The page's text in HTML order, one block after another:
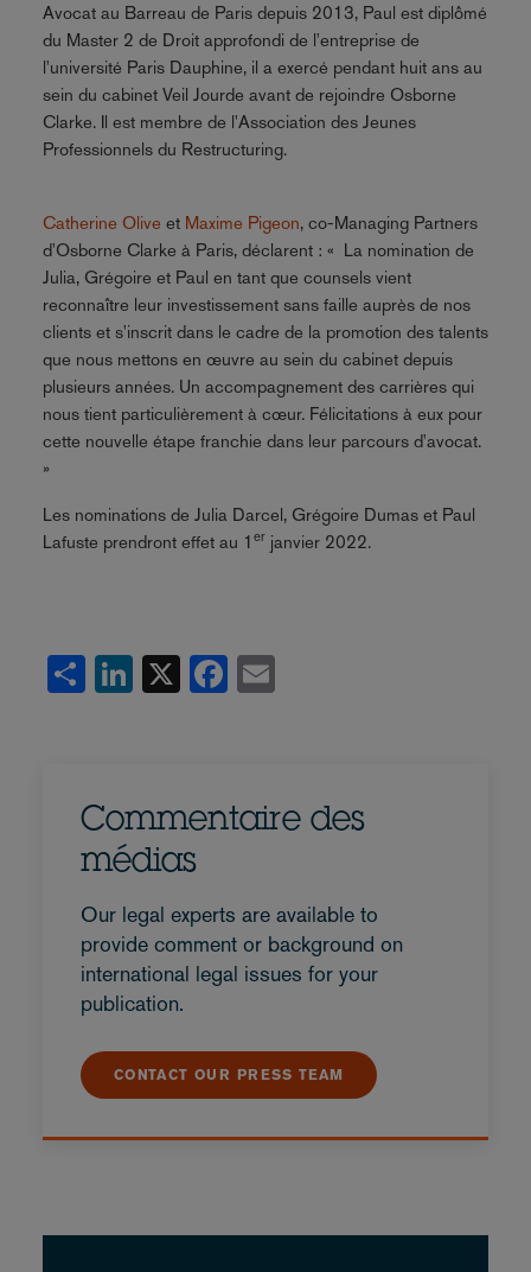
Avocat au Barreau de Paris depuis 2013, Paul est diplômé
du Master 2 de Droit approfondi de l'entreprise de
l'université Paris Dauphine, il a exercé pendant huit ans au
sein du cabinet Veil Jourde avant de rejoindre Osborne
Clarke. Il est membre de l'Association des Jeunes
Professionnels du Restructuring.
Catherine Olive et Maxime Pigeon, co-Managing Partners
d'Osborne Clarke à Paris, déclarent : « La nomination de
Julia, Grégoire et Paul en tant que counsels vient
reconnaître leur investissement sans faille auprès de nos
clients et s'inscrit dans le cadre de la promotion des talents
que nous mettons en œuvre au sein du cabinet depuis
plusieurs années. Un accompagnement des carrières qui
nous tient particulièrement à cœur. Félicitations à eux pour
cette nouvelle étape franchie dans leur parcours d'avocat.
»
Les nominations de Julia Darcel, Grégoire Dumas et Paul
Lafuste prendront effet au 1 erjanvier 2022.
Share
LinkedIn
X Facebook
Commentaire des
médias
Our legal experts are available to
provide comment or background on
international legal issues for your
publication.
CONTACT OUR PRESS TEAM